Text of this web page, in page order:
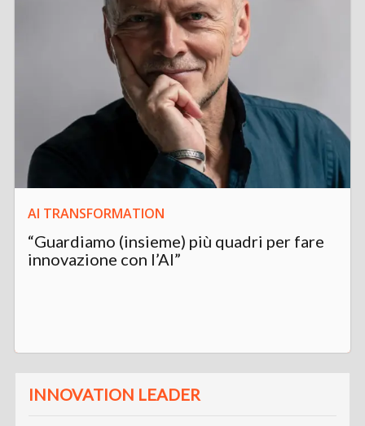
AI TRANSFORMATION
“Guardiamo (insieme) più quadri per fare
innovazione con l’AI”
INNOVATION LEADER